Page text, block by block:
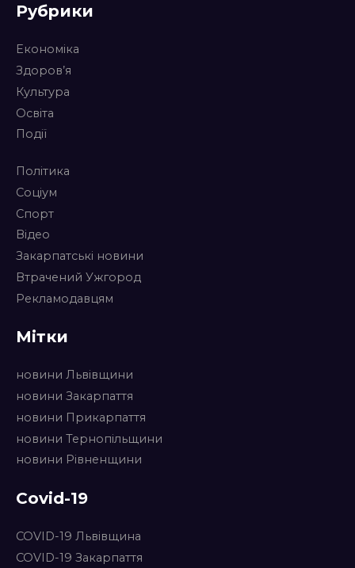
Рубрики
Економіка
Здоров’я
Культура
Освіта
Події
Політика
Соціум
Спорт
Відео
Закарпатські новини
Втрачений Ужгород
Рекламодавцям
Мітки
новини Львівщини
новини Закарпаття
новини Прикарпаття
новини Тернопільщини
новини Рівненщини
Covid-19
COVID-19 Львівщина
COVID-19 Закарпаття